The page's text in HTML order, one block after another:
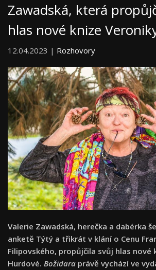
Zawadská, která
hlas nové knize
12.04.2023 | Rozhovory
Valerie Zawadská, herečka a dabérka
anketě Týtý a třikrát v klání o Cenu
Filipovského, propůjčila svůj hlas nové
Hurdové. Božidara právě vychází ve